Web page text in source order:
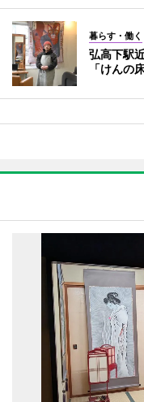
暮らす・働く
弘高下駅
「けんの